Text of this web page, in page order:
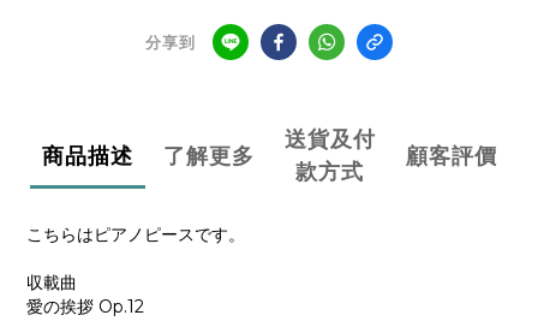
分享到
商品描述 了解更多
送貨及付
款方式
顧客評價
こちらはピアノピースです。
収載曲
愛の挨拶 Op.12